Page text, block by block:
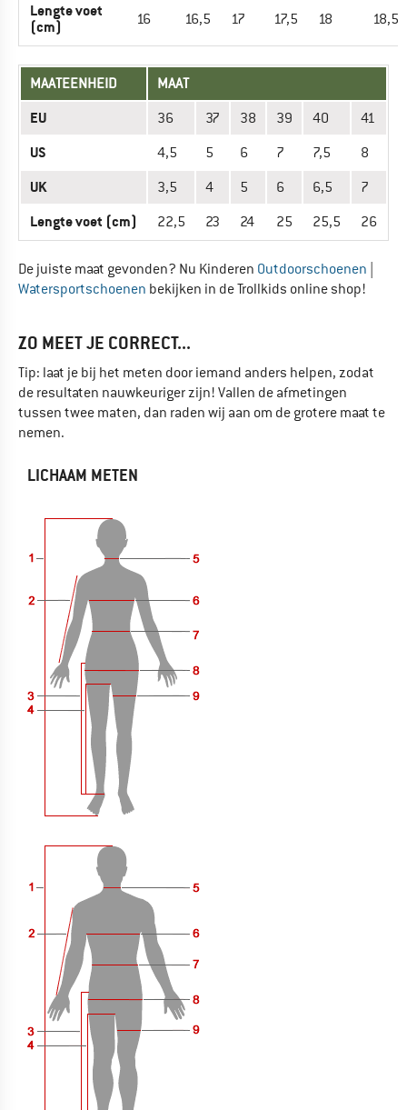
Lengte voet
(cm)
16 16,5 17 17,5 18 18,5
MAATEENHEID MAAT
EU 36 37 38 39 40 41
US 4,5 5 6 7 7,5 8
UK 3,5 4 5 6 6,5 7
Lengte voet (cm) 22,5 23 24 25 25,5 26
De juiste maat gevonden? Nu Kinderen Outdoorschoenen
Watersportschoenen bekijken in de Trollkids online shop!
ZO MEET JE CORRECT...
Tip: laat je bij het meten door iemand anders helpen, zodat
de resultaten nauwkeuriger zijn! Vallen de afmetingen
tussen twee maten, dan raden wij aan om de grotere maat te
nemen.
LICHAAM METEN